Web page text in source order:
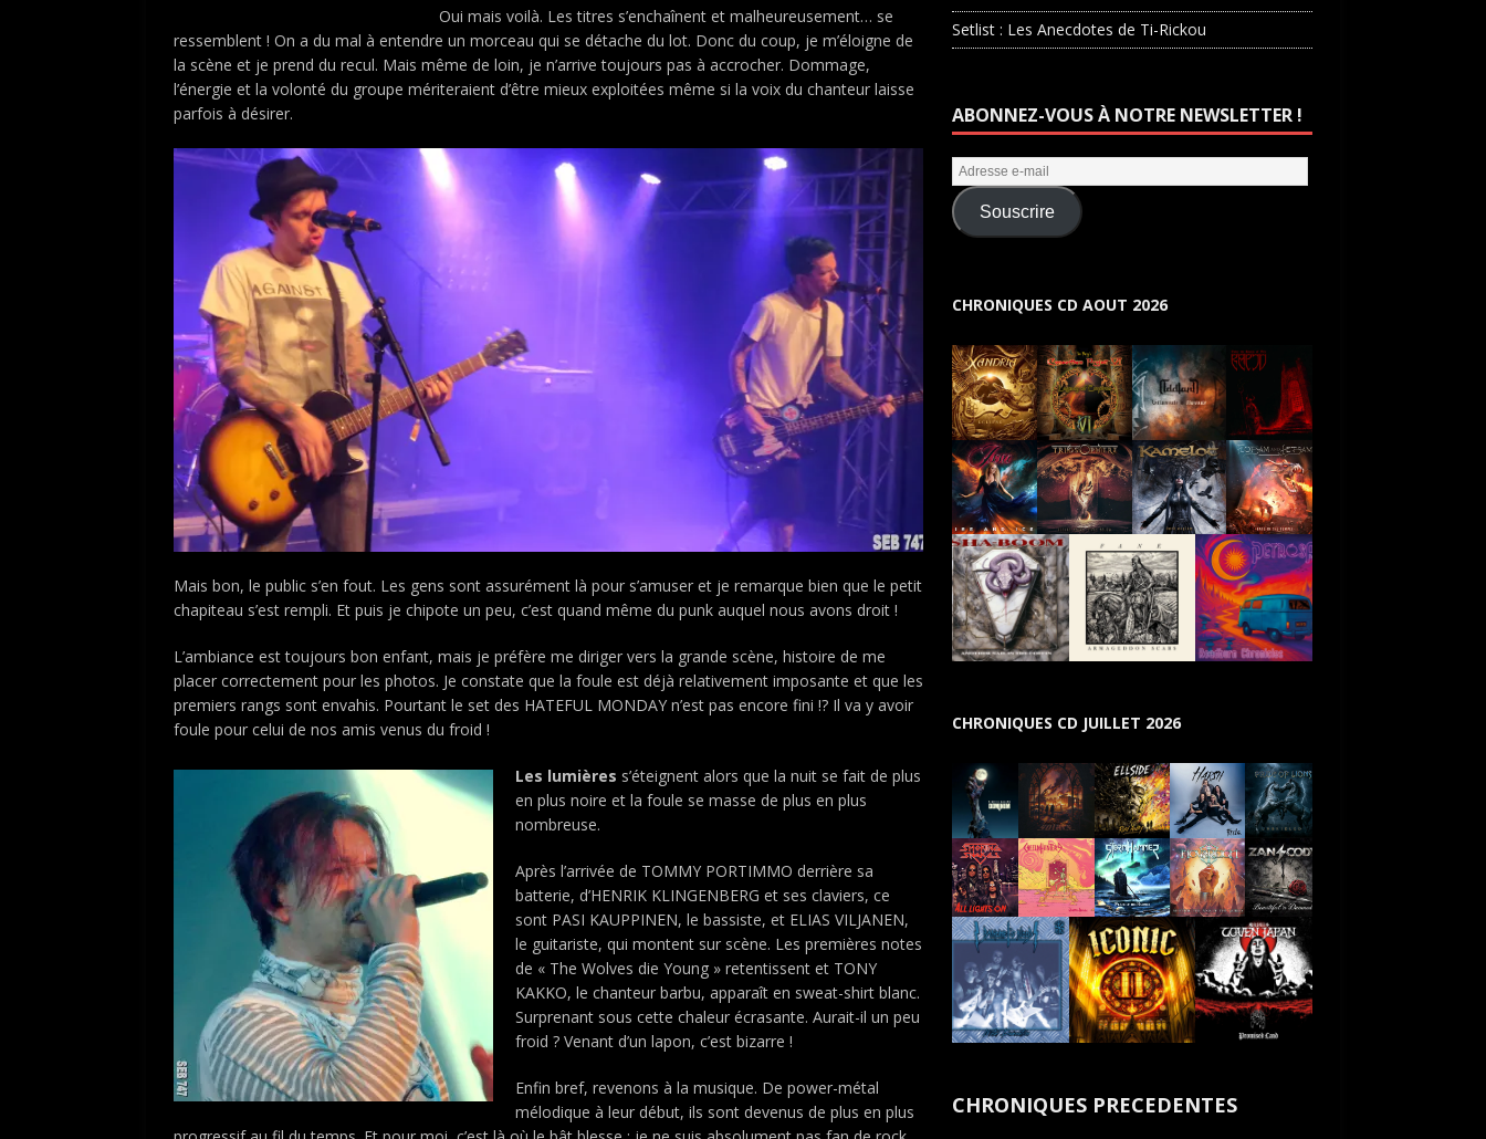
Oui mais voilà. Les titres s’enchaînent et malheureusement… se
ressemblent ! On a du mal à entendre un morceau qui se détache du lot. Donc du coup, je m’éloigne de
la scène et je prend du recul. Mais même de loin, je n’arrive toujours pas à accrocher. Dommage,
l’énergie et la volonté du groupe mériteraient d’être mieux exploitées même si la voix du chanteur laisse
parfois à désirer.
Mais bon, le public s’en fout. Les gens sont assurément là pour s’amuser et je remarque bien que le petit
chapiteau s’est rempli. Et puis je chipote un peu, c’est quand même du punk auquel nous avons droit !
L’ambiance est toujours bon enfant, mais je préfère me diriger vers la grande scène, histoire de me
placer correctement pour les photos. Je constate que la foule est déjà relativement imposante et que les
premiers rangs sont envahis. Pourtant le set des HATEFUL MONDAY n’est pas encore fini !? Il va y avoir
foule pour celui de nos amis venus du froid !
Les lumières s’éteignent alors que la nuit se fait de plus
en plus noire et la foule se masse de plus en plus
nombreuse.
Après l’arrivée de TOMMY PORTIMMO derrière sa
batterie, d’HENRIK KLINGENBERG et ses claviers, ce
sont PASI KAUPPINEN, le bassiste, et ELIAS VILJANEN,
le guitariste, qui montent sur scène. Les premières notes
de « The Wolves die Young » retentissent et TONY
KAKKO, le chanteur barbu, apparaît en sweat-shirt blanc.
Surprenant sous cette chaleur écrasante. Aurait-il un peu
froid ? Venant d’un lapon, c’est bizarre !
Enfin bref, revenons à la musique. De power-métal
mélodique à leur début, ils sont devenus de plus en plus
Setlist : Les Anecdotes de Ti-Rickou
ABONNEZ-VOUS À NOTRE NEWSLETTER !
Souscrire
CHRONIQUES CD AOUT 2026
CHRONIQUES CD JUILLET 2026
CHRONIQUES PRECEDENTES